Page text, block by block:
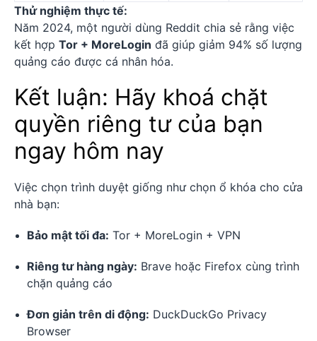
Thử nghiệm thực tế:
Năm 2024, một người dùng Reddit chia sẻ rằng việc
kết hợp Tor + MoreLogin đã giúp giảm 94% số lượng
quảng cáo được cá nhân hóa.
Kết luận: Hãy khoá chặt
quyền riêng tư của bạn
ngay hôm nay
Việc chọn trình duyệt giống như chọn ổ khóa cho cửa
nhà bạn:
Bảo mật tối đa: Tor + MoreLogin + VPN
Riêng tư hàng ngày: Brave hoặc Firefox cùng trình
chặn quảng cáo
Đơn giản trên di động: DuckDuckGo Privacy
Browser